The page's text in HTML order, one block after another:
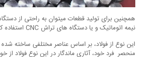
همچنین برای تولید قطعات میتوان به راحتی از
نیمه اتوماتیک و یا دستگاه های تراش CNC استفاده کرد.
این نوع از فولاد، بر اساس عناصر مختلفی ساخته
منحصر فرد خود، آثاری ماندگار در این نوع فولاد از